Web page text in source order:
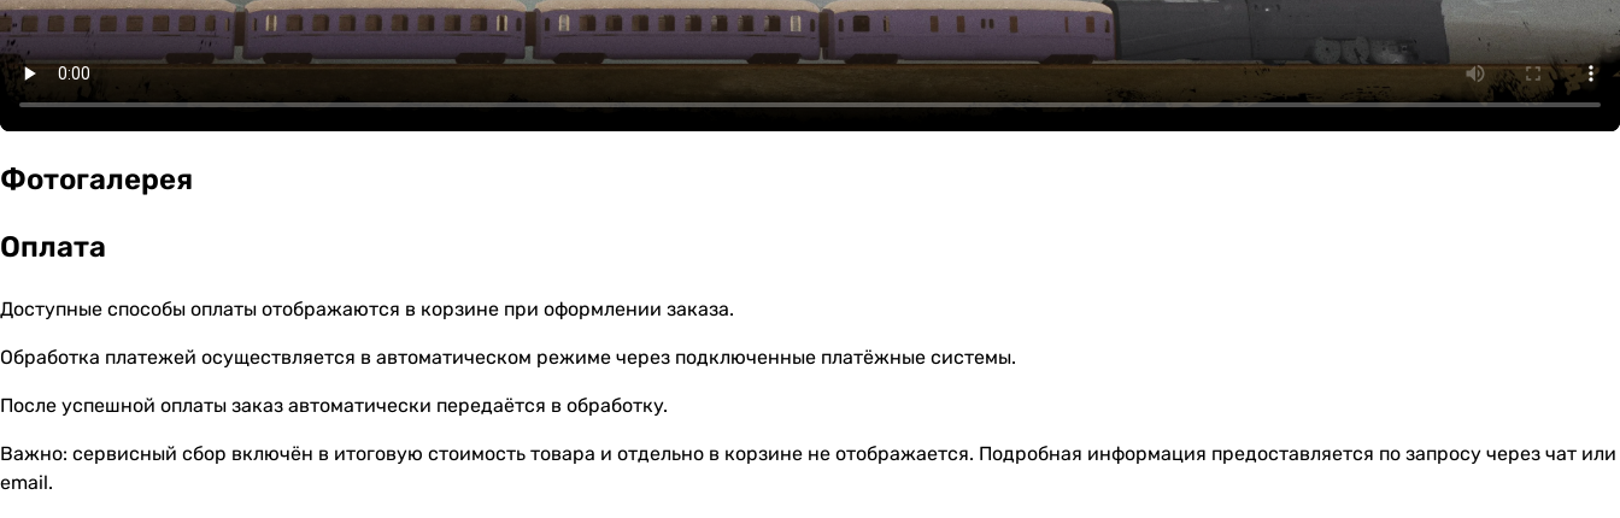
Фотогалерея
Оплата
Доступные способы оплаты отображаются в корзине при оформлении заказа.
Обработка платежей осуществляется в автоматическом режиме через подключенные платёжные системы.
После успешной оплаты заказ автоматически передаётся в обработку.
Важно: сервисный сбор включён в итоговую стоимость товара и отдельно в корзине не отображается. Подробная информация предоставляется по запросу через чат или
email.